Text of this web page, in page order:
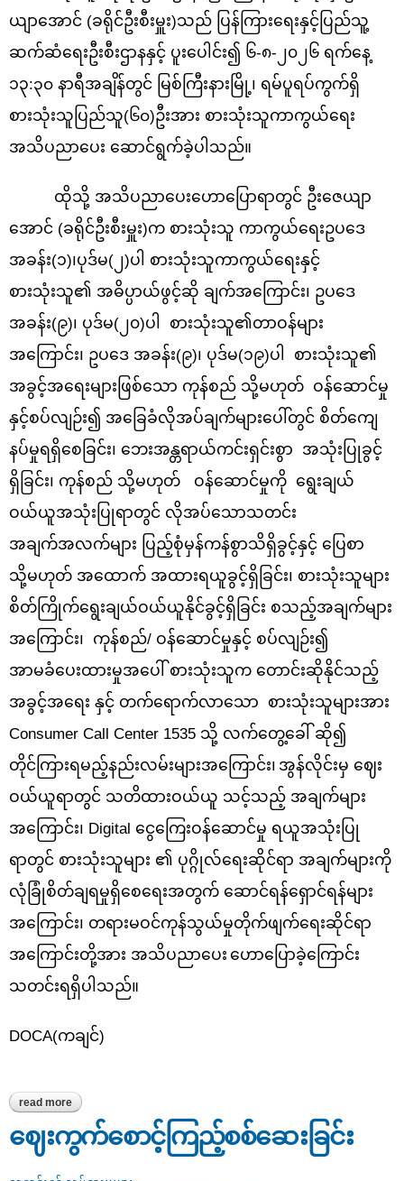
ယျာအောင် (ခရိုင်ဦးစီးမှူး)သည် ပြန်ကြားရေးနှင့်ပြည်သူ့
ဆက်ဆံရေးဦးစီးဌာနနှင့် ပူးပေါင်း၍ ၆-၈-၂၀၂၆ ရက်နေ့
၁၃:၃၀ နာရီအချိန်တွင် မြစ်ကြီးနားမြို့၊ ရမ်ပူရပ်ကွက်ရှိ
စားသုံးသူပြည်သူ(၆၀)ဦးအား စားသုံးသူကာကွယ်ရေး
အသိပညာပေး ဆောင်ရွက်ခဲ့ပါသည်။
ထိုသို့ အသိပညာပေးဟောပြောရာတွင် ဦးဇေယျာ
အောင် (ခရိုင်ဦးစီးမှူး)က စားသုံးသူ ကာကွယ်ရေးဥပဒေ
အခန်း(၁)၊ပုဒ်မ(၂)ပါ စားသုံးသူကာကွယ်ရေးနှင့်
စားသုံးသူ၏ အဓိပ္ပာယ်ဖွင့်ဆို ချက်အကြောင်း၊ ဥပဒေ
အခန်း(၉)၊ ပုဒ်မ(၂၀)ပါ စားသုံးသူ၏တာဝန်များ
အကြောင်း၊ ဥပဒေ အခန်း(၉)၊ ပုဒ်မ(၁၉)ပါ စားသုံးသူ၏
အခွင့်အရေးများဖြစ်သော ကုန်စည် သို့မဟုတ် ဝန်ဆောင်မှု
နှင့်စပ်လျဉ်း၍ အခြေခံလိုအပ်ချက်များပေါ်တွင် စိတ်ကျေ
နပ်မှုရရှိစေခြင်း၊ ဘေးအန္တရာယ်ကင်းရှင်းစွာ အသုံးပြုခွင့်
ရှိခြင်း၊ ကုန်စည် သို့မဟုတ် ဝန်ဆောင်မှုကို ရွေးချယ်
ဝယ်ယူအသုံးပြုရာတွင် လိုအပ်သောသတင်း
အချက်အလက်များ ပြည့်စုံမှန်ကန်စွာသိရှိခွင့်နှင့် ပြေစာ
သို့မဟုတ် အထောက် အထားရယူခွင့်ရှိခြင်း၊ စားသုံးသူများ
စိတ်ကြိုက်‌ရွေးချယ်ဝယ်ယူနိုင်ခွင့်ရှိခြင်း စသည့်အချက်များ
အကြောင်း၊ ကုန်စည်/ ဝန်ဆောင်မှုနှင့် စပ်လျဉ်း၍
အာမခံပေးထားမှုအပေါ် စားသုံးသူက တောင်းဆိုနိုင်သည့်
အခွင့်အရေး နှင့် တက်ရောက်လာသော စားသုံးသူများအား
Consumer Call Center 1535 သို့ လက်တွေ့ခေါ် ဆို၍
တိုင်ကြားရမည့်နည်းလမ်းများအကြောင်း၊ အွန်လိုင်းမှ ဈေး
ဝယ်ယူရာတွင် သတိထားဝယ်ယူ သင့်သည့် အချက်များ
အကြောင်း၊ Digital ငွေကြေးဝန်ဆောင်မှု ရယူအသုံးပြု
ရာတွင် စားသုံးသူများ ၏ ပုဂ္ဂိုလ်ရေးဆိုင်ရာ အချက်များကို
လုံခြုံစိတ်ချရမှုရှိစေရေးအတွက် ဆောင်ရန်ရှောင်ရန်များ
အကြောင်း၊ တရားမဝင်ကုန်သွယ်မှုတိုက်ဖျက်ရေးဆိုင်ရာ
အကြောင်းတို့အား အသိပညာပေး ဟောပြောခဲ့ကြောင်း
သတင်းရရှိပါသည်။
DOCA(ကချင်)
read more about အသိပညာ‌ပေး‌ဟောပြောခြင်း
ဈေးကွက်စောင့်ကြည့်စစ်ဆေးခြင်း